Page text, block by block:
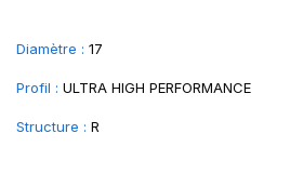
Diamètre : 17
Profil : ULTRA HIGH PERFORMANCE
Structure : R